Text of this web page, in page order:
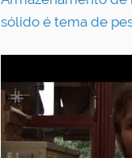
sólido é tema de